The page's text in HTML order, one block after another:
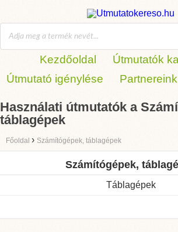
Kezdőoldal
Útmutatók
Útmutató igénylése
Partnereink
Használati útmutatók a
táblagépek
Főoldal › Számítógépek, táblagépek
Számítógépek,
Táblagépek